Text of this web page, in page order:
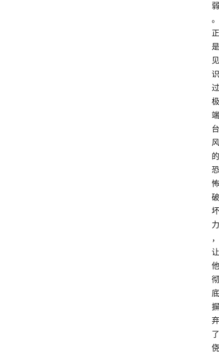
弱
。
正
是
见
识
过
极
端
台
风
的
恐
怖
破
坏
力
，
让
他
彻
底
摒
弃
了
侥